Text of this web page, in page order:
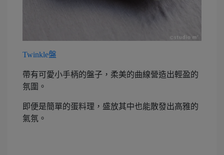
Twinkle盤
帶有可愛小手柄的盤子，柔美的曲線營造出輕盈的
氛圍。
即便是簡單的蛋料理，盛放其中也能散發出高雅的
氣氛。